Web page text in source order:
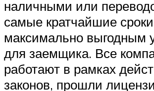
наличными или
самые кратчайшие
максимально выгодным
для заемщика. Все
работают в рамках
законов, прошли